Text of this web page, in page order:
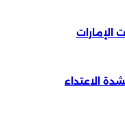
الإمارات
الاعتداء